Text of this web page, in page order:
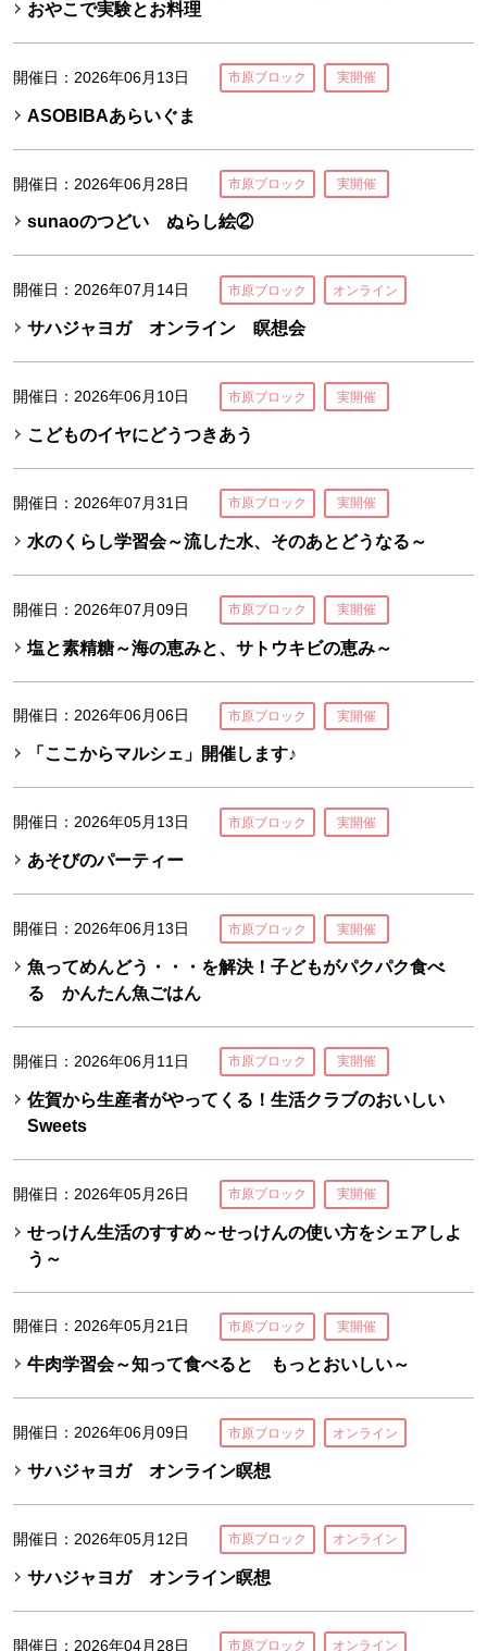
おやこで実験とお料理
開催日：2026年06月13日 市原ブロック 実開催
ASOBIBAあらいぐま
開催日：2026年06月28日 市原ブロック 実開催
sunaoのつどい ぬらし絵②
開催日：2026年07月14日 市原ブロック オンライン
サハジャヨガ オンライン 瞑想会
開催日：2026年06月10日 市原ブロック 実開催
こどものイヤにどうつきあう
開催日：2026年07月31日 市原ブロック 実開催
水のくらし学習会～流した水、そのあとどうなる～
開催日：2026年07月09日 市原ブロック 実開催
塩と素精糖～海の恵みと、サトウキビの恵み～
開催日：2026年06月06日 市原ブロック 実開催
「ここからマルシェ」開催します♪
開催日：2026年05月13日 市原ブロック 実開催
あそびのパーティー
開催日：2026年06月13日 市原ブロック 実開催
魚ってめんどう・・・を解決！子どもがパクパク食べ
る かんたん魚ごはん
開催日：2026年06月11日 市原ブロック 実開催
佐賀から生産者がやってくる！生活クラブのおいしい
Sweets
開催日：2026年05月26日 市原ブロック 実開催
せっけん生活のすすめ～せっけんの使い方をシェアしよ
う～
開催日：2026年05月21日 市原ブロック 実開催
牛肉学習会～知って食べると もっとおいしい～
開催日：2026年06月09日 市原ブロック オンライン
サハジャヨガ オンライン瞑想
開催日：2026年05月12日 市原ブロック オンライン
サハジャヨガ オンライン瞑想
開催日：2026年04月28日 市原ブロック オンライン